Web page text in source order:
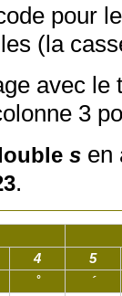
pour
(la
avec
3
sen
.
4
5
˚
ˊ